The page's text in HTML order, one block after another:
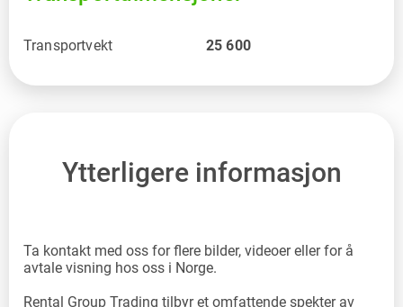
Transportvekt 25 600
Ytterligere informasjon
Ta kontakt med oss for flere bilder, videoer eller for å
avtale visning hos oss i Norge.
Rental Group Trading tilbyr et omfattende spekter av